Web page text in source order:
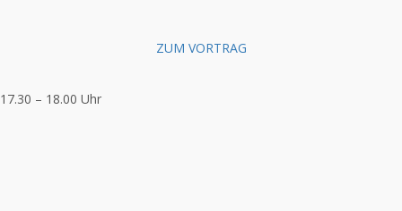
ZUM VORTRAG
17.30 – 18.00 Uhr